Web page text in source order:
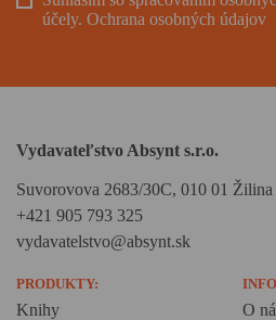
účely. Ochrana osobných údajov
Vydavateľstvo Absynt s.r.o.
Suvorovova 2683/30C, 010 01 Žilina
+421 905 793 325
vydavatelstvo@absynt.sk
PRODUKTY:
Knihy
O